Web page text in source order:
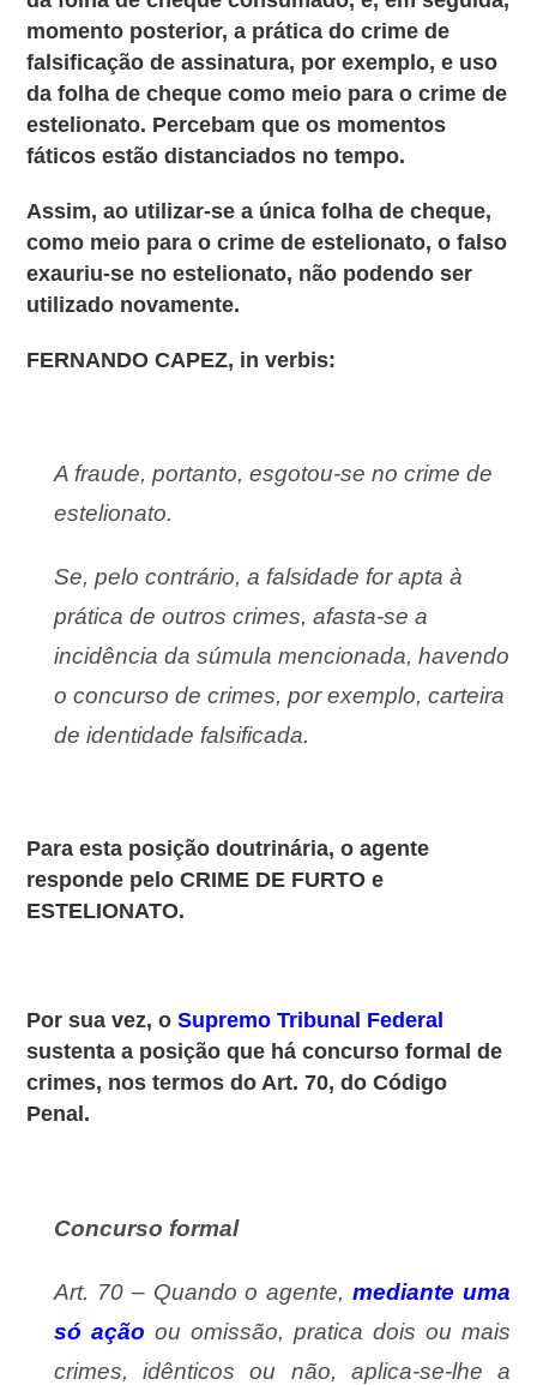
momento posterior, a prática do crime de
falsificação de assinatura, por exemplo, e uso
da folha de cheque como meio para o crime de
estelionato. Percebam que os momentos
fáticos estão distanciados no tempo.
Assim, ao utilizar-se a única folha de cheque,
como meio para o crime de estelionato, o falso
exauriu-se no estelionato, não podendo ser
utilizado novamente.
FERNANDO CAPEZ, in verbis:
A fraude, portanto, esgotou-se no crime de
estelionato.
Se, pelo contrário, a falsidade for apta à
prática de outros crimes, afasta-se a
incidência da súmula mencionada, havendo
oconcurso de crimes, por exemplo, carteira
de identidade falsificada.
Para esta posição doutrinária, o agente
responde pelo CRIME DE FURTO e
ESTELIONATO.
Por sua vez, oSupremo Tribunal Federal
sustenta a posição que há concurso formal de
crimes, nos termos do Art. 70, do Código
Penal.
Concurso formal
Art. 70 – Quando o agente, mediante uma
só ação ou omissão, pratica dois ou mais
crimes, idênticos ou não, aplica-se-lhe a